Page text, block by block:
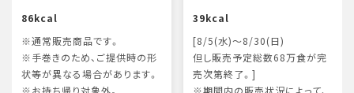
86kcal
※通常販売商品です。
※手巻きのため、ご提供時の形
状等が異なる場合があります。
39kcal
[8/5(水)～8/30(日)
但し販売予定総数68万食が完
売次第終了。]